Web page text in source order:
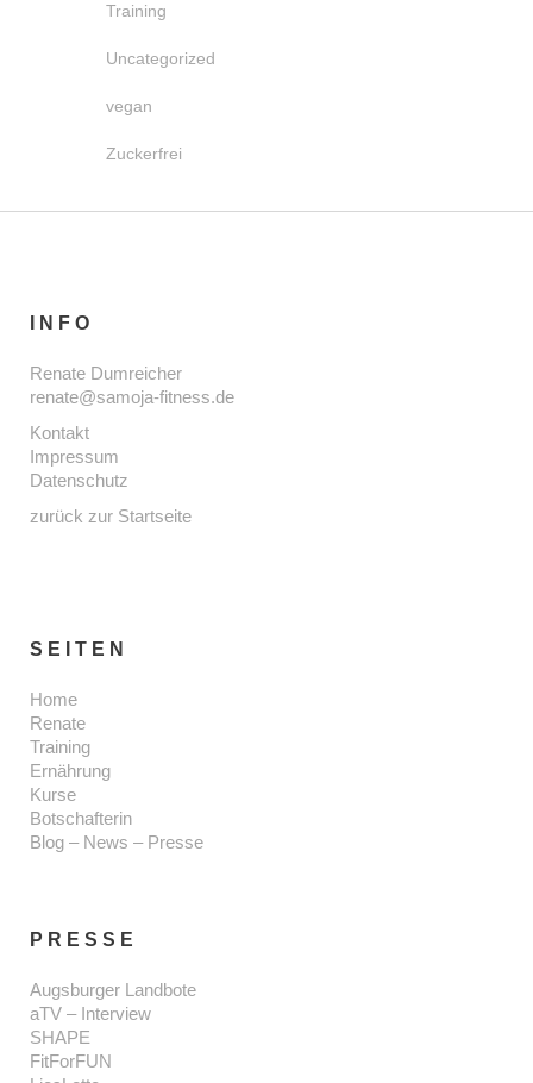
Training
Uncategorized
vegan
Zuckerfrei
INFO
Renate Dumreicher
renate@samoja-fitness.de
Kontakt
Impressum
Datenschutz
zurück zur Startseite
SEITEN
Home
Renate
Training
Ernährung
Kurse
Botschafterin
Blog – News – Presse
PRESSE
Augsburger Landbote
aTV – Interview
SHAPE
FitForFUN